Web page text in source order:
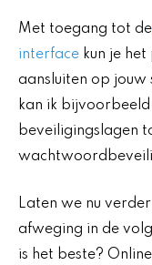
Met toegang tot de
interface kun je
aansluiten op jouw
kan ik
beveiligingslagen
Laten we nu
afweging in de
is het beste?